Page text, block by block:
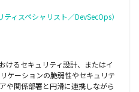
ィスペシャリスト／DevSecOps）
けるセキュリティ設計、またはイ
ケーションの脆弱性やセキュリテ
や関係部署と円滑に連携しながら